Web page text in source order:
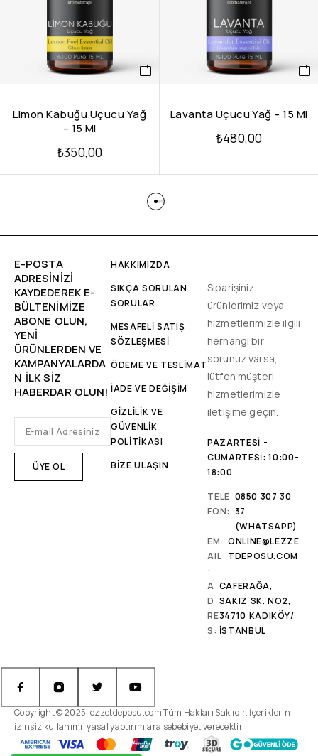
Limon Kabuğu Uçucu Yağ
– 15 Ml
₺350,00
Lavanta Uçucu Yağ – 15 Ml
₺480,00
E-POSTA
ADRESINIZI
KAYDEDEREK E-
BÜLTENIMIZE
ABONE OLUN,
YENİ
ÜRÜNLERDEN VE
KAMPANYALARDA
N ILK SIZ
HABERDAR OLUN!
HAKKIMIZDA
SIKÇA SORULAN
SORULAR
MESAFELİ SATIŞ
SÖZLEŞMESİ
ÖDEME VE TESLİMAT
İADE VE DEĞİŞİM
GİZLİLİK VE
GÜVENLİK
POLİTİKASI
BİZE ULAŞIN
Siparişiniz,
ürünlerimiz veya
hizmetlerimizle ilgili
herhangi bir
sorunuz varsa,
lütfen müşteri
hizmetlerimizle
iletişime geçin.
PAZARTESI -
CUMARTESI: 10:00-
18:00
TELE
FON:
0850 307 30
37
(WHATSAPP)
EM
AIL
:
ONLINE@LEZZE
TDEPOSU.COM
A
D
RE
S:
CAFERAĞA,
SAKIZ SK. NO2,
34710 KADIKÖY/
İSTANBUL
Copyright © 2025 lezzetdeposu.com Tüm Hakları Saklıdır. İçeriklerin
izinsiz kullanımı, yasal yaptırımlara sebebiyet verecektir.